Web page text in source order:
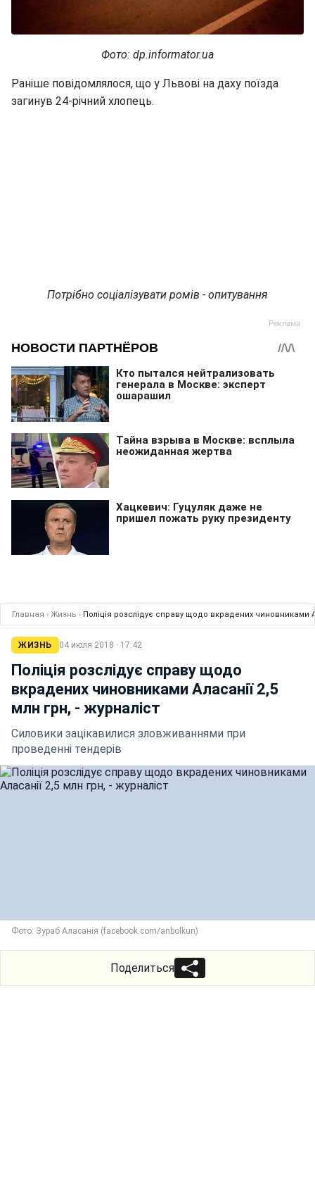
Фото: dp.informator.ua
Раніше повідомлялося, що у Львові на даху поїзда
загинув 24-річний хлопець.
Потрібно соціалізувати ромів - опитування
Главная › Жизнь › Поліція розслідує справу щодо вкрадених чиновниками
ЖИЗНЬ 04 июля 2018 · 17:42
Поліція розслідує справу щодо
вкрадених чиновниками Аласанії 2,5
млн грн, - журналіст
Силовики зацікавилися зловживаннями при
проведенні тендерів
Фото: Зураб Аласанія (facebook.com/anbolkun)
Поделиться